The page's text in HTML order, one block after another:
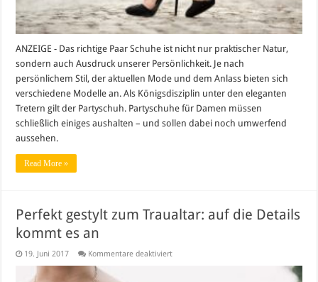
ANZEIGE - Das richtige Paar Schuhe ist nicht nur praktischer Natur,
sondern auch Ausdruck unserer Persönlichkeit. Je nach
persönlichem Stil, der aktuellen Mode und dem Anlass bieten sich
verschiedene Modelle an. Als Königsdisziplin unter den eleganten
Tretern gilt der Partyschuh. Partyschuhe für Damen müssen
schließlich einiges aushalten – und sollen dabei noch umwerfend
aussehen.
Read More »
Perfekt gestylt zum Traualtar: auf die Details
kommt es an
19. Juni 2017 Kommentare deaktiviertfür